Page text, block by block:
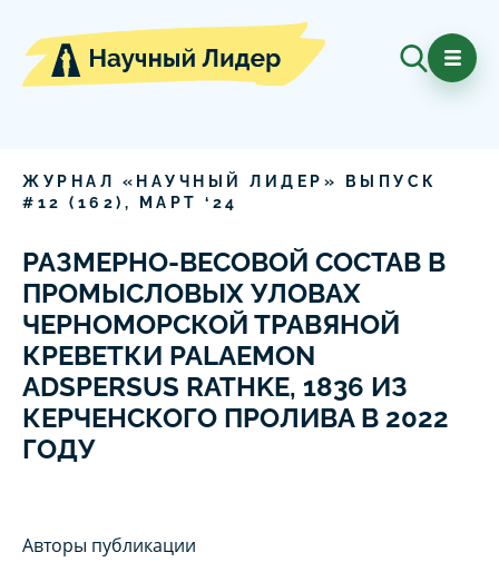
ЖУРНАЛ «НАУЧНЫЙ ЛИДЕР» ВЫПУСК
# 12 ( 162), МАРТ ‘ 24
РАЗМЕРНО-ВЕСОВОЙ СОСТАВ В
ПРОМЫСЛОВЫХ УЛОВАХ
ЧЕРНОМОРСКОЙ ТРАВЯНОЙ
КРЕВЕТКИ PALAEMON
ADSPERSUS RATHKE, 1836 ИЗ
КЕРЧЕНСКОГО ПРОЛИВА В 2022
ГОДУ
Авторы публикации